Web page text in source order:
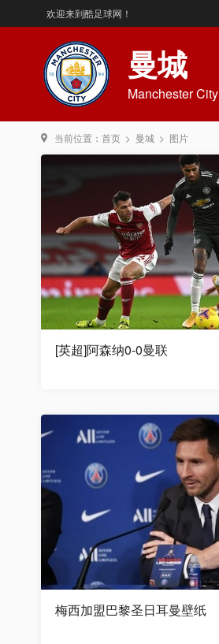
欢迎来到酷足球网！
曼城
Manchester City
当前位置： 首页 > 曼城 > 图片
[英超]阿森纳0-0曼联
梅西加盟巴黎圣日耳曼壁纸